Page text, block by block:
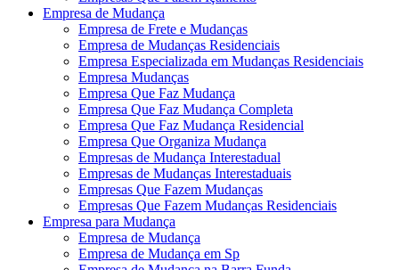
Empresa de Mudança
Empresa de Frete e Mudanças
Empresa de Mudanças Residenciais
Empresa Especializada em Mudanças Residenciais
Empresa Mudanças
Empresa Que Faz Mudança
Empresa Que Faz Mudança Completa
Empresa Que Faz Mudança Residencial
Empresa Que Organiza Mudança
Empresas de Mudança Interestadual
Empresas de Mudanças Interestaduais
Empresas Que Fazem Mudanças
Empresas Que Fazem Mudanças Residenciais
Empresa para Mudança
Empresa de Mudança
Empresa de Mudança em Sp